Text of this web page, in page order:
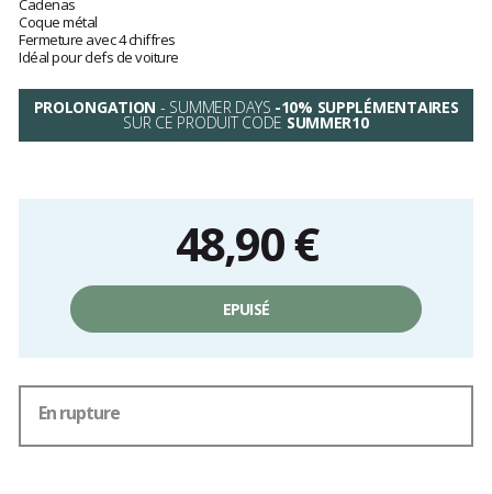
clients
Cadenas
Coque métal
Fermeture avec 4 chiffres
Idéal pour clefs de voiture
PROLONGATION - SUMMER DAYS -10% SUPPLÉMENTAIRES
SUR CE PRODUIT CODE SUMMER10
48,90 €
unitaire,
EPUISÉ
En rupture